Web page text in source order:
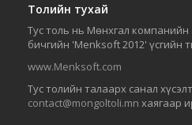
Толийн тухай
Тус толь нь Мөнхгал
бичгийн 'Menksoft 2012' үсгийн
www.Menksoft.com
Тус толийн талаарх санал
contact@mongoltoli.mn хаягаар